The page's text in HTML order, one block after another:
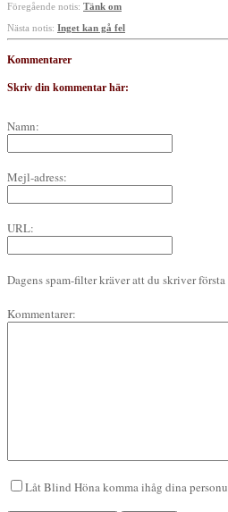
Föregående notis: Tänk om
Nästa notis: Inget kan gå fel
Kommentarer
Skriv din kommentar här:
Namn:
Mejl-adress:
URL:
Dagens spam-filter kräver att du skriver
Kommentarer:
Låt Blind Höna komma ihåg dina